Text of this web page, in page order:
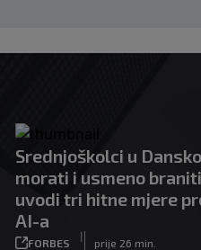
Srednjoškolci u
morati i usmeno
uvodi tri hitne mjere
AI-a
FORBES
|
prije 26 min.